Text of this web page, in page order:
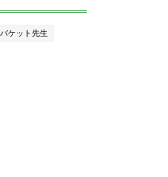
バケット先生